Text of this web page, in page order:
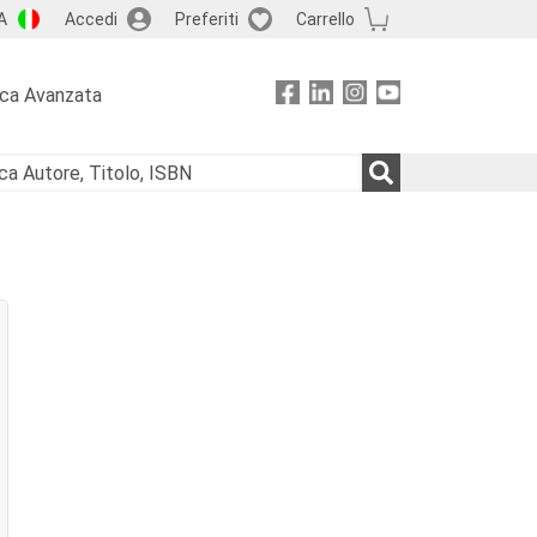
Accedi Preferiti Carrello
Avanzata